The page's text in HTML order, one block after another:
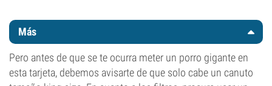
Más
Pero antes de que se te ocurra meter un porro gigante en
esta tarjeta, debemos avisarte de que solo cabe un canuto